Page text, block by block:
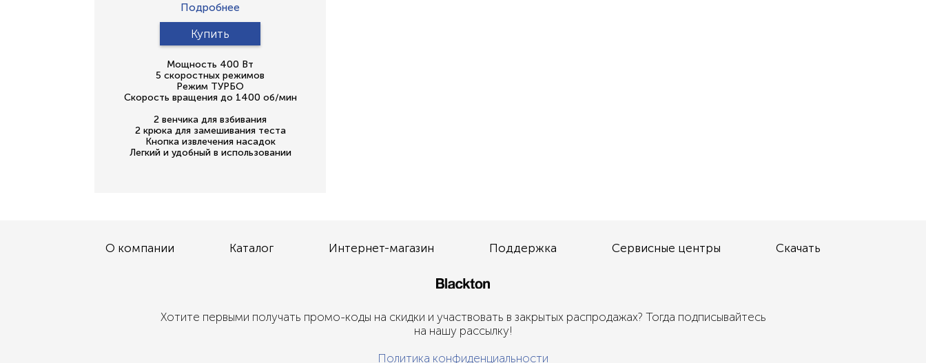
Подробнее
Купить
Мощность 400 Вт
5 скоростных режимов
Режим ТУРБО
Скорость вращения до 1400 об/мин
2 венчика для взбивания
2 крюка для замешивания теста
Кнопка извлечения насадок
Легкий и удобный в использовании
О компании Каталог Интернет-магазин Поддержка Сервисные центры Скачать
Хотите первыми получать промо-коды на скидки и участвовать в закрытых распродажах? Тогда подписывайтесь
на нашу рассылку!
Политика конфиденциальности